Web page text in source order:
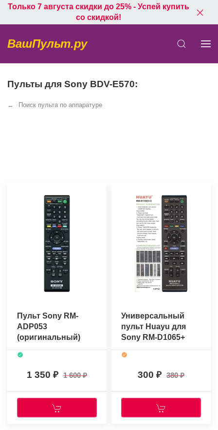
Только 7 августа скидки до 25% - Успей купить
со скидкой!
ВашПульт.ру
Пульты для Sony BDV-E570:
Поиск пульта по аппаратуре
Пульт Sony RM-
ADP053
(оригинальный)
1 350 1 600
Универсальный
пульт Huayu для
Sony RM-D1065+
300 380